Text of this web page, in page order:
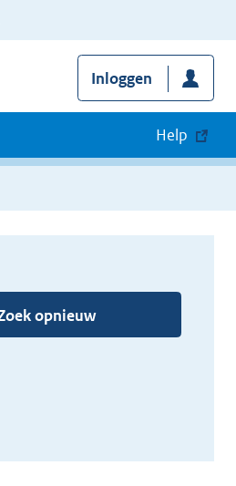
Inloggen
Help
opnieuw